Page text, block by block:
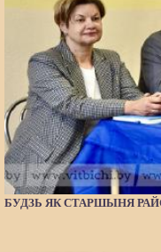
БУДЗЬ ЯК СТАРШЫНЯ